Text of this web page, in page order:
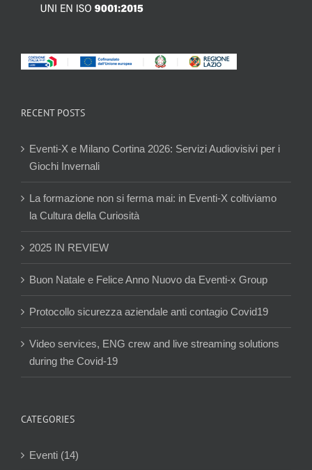
RECENT POSTS
Eventi-X e Milano Cortina 2026: Servizi Audiovisivi per i
Giochi Invernali
La formazione non si ferma mai: in Eventi-X coltiviamo
la Cultura della Curiosità
2025 IN REVIEW
Buon Natale e Felice Anno Nuovo da Eventi-x Group
Protocollo sicurezza aziendale anti contagio Covid19
Video services, ENG crew and live streaming solutions
during the Covid-19
CATEGORIES
Eventi (14)